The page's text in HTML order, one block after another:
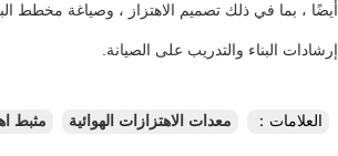
إرشادات البناء والتدريب على الصيانة.
العلامات： معدات الاهتزازات الهوائية مثبط